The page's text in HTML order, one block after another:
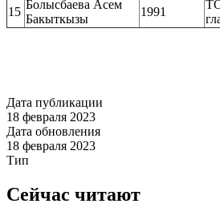
15
Болысбаева Асем
Бакыткызы
1991
Дата публикации
18 февраля 2023
Дата обновления
18 февраля 2023
Тип
Сейчас читают